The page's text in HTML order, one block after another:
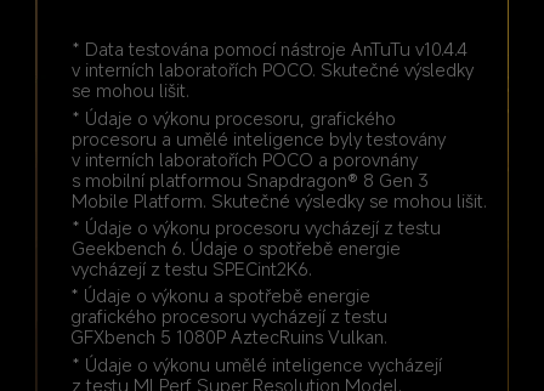
* Data testována pomocí nástroje AnTuTu v10.4.4
v interních laboratořích POCO. Skutečné výsledky
se mohou lišit.
* Údaje o výkonu procesoru, grafického
procesoru a umělé inteligence byly testovány
v interních laboratořích POCO a porovnány
s mobilní platformou Snapdragon® 8 Gen 3
Mobile Platform. Skutečné výsledky se mohou lišit.
* Údaje o výkonu procesoru vycházejí z testu
Geekbench 6. Údaje o spotřebě energie
vycházejí z testu SPECint2K6.
* Údaje o výkonu a spotřebě energie
grafického procesoru vycházejí z testu
GFXbench 5 1080P AztecRuins Vulkan.
* Údaje o výkonu umělé inteligence vycházejí
z testu MLPerf Super Resolution Model.